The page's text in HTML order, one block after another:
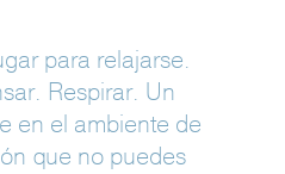
para relajarse.
Respirar. Un
en el ambiente de
que no puedes